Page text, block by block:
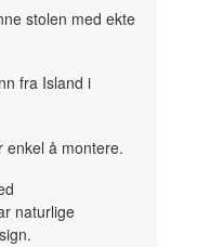
stolen med ekte
fra Island i
enkel å montere.
naturlige